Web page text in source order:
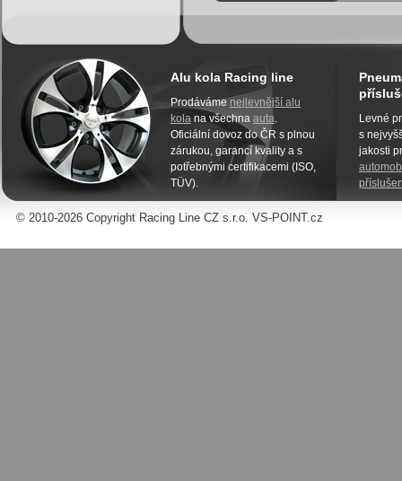
Alu kola Racing line
Prodáváme nejlevnější alu
kola na všechna auta.
Oficiální dovoz do ČR s plnou
zárukou, garancí kvality a s
potřebnými certifikacemi (ISO,
TÜV).
Levné
s
jakosti
© 2010-2026 Copyright Racing Line CZ s.r.o. VS-POINT.cz